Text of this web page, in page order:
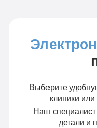
Выберите
клиники
Наш специалист
детали и